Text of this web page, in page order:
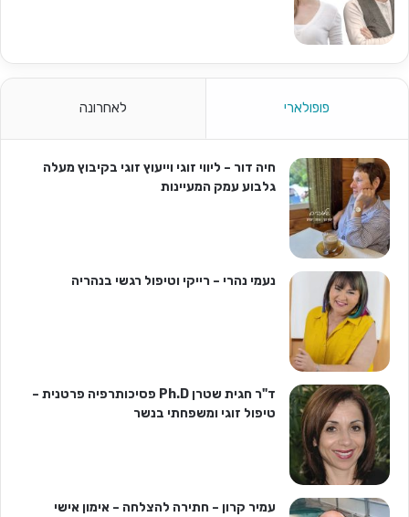
פופולארי לאחרונה
חיה דור – ליווי זוגי וייעוץ זוגי בקיבוץ מעלה
גלבוע עמק המעיינות
נעמי נהרי – רייקי וטיפול רגשי בנהריה
ד"ר חגית שטרן Ph.D פסיכותרפיה פרטנית –
טיפול זוגי ומשפחתי בנשר
עמיר קרון – חתירה להצלחה – אימון אישי